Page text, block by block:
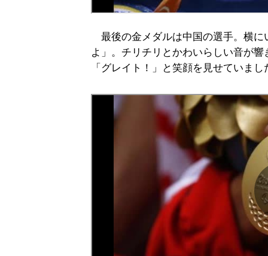
最後の金メダルは中国の選手。横に
よ」。チリチリとかわいらしい音が
「グレイト！」と笑顔を見せていまし